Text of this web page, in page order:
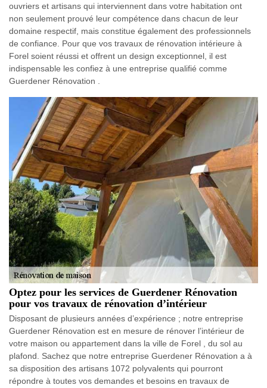
ouvriers et artisans qui interviennent dans votre habitation ont
non seulement prouvé leur compétence dans chacun de leur
domaine respectif, mais constitue également des professionnels
de confiance. Pour que vos travaux de rénovation intérieure à
Forel soient réussi et offrent un design exceptionnel, il est
indispensable les confiez à une entreprise qualifié comme
Guerdener Rénovation .
Optez pour les services de Guerdener Rénovation
pour vos travaux de rénovation d’intérieur
Disposant de plusieurs années d’expérience ; notre entreprise
Guerdener Rénovation est en mesure de rénover l’intérieur de
votre maison ou appartement dans la ville de Forel , du sol au
plafond. Sachez que notre entreprise Guerdener Rénovation a à
sa disposition des artisans 1072 polyvalents qui pourront
répondre à toutes vos demandes et besoins en travaux de